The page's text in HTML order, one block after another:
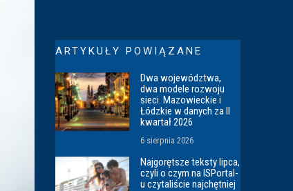
ARTYKUŁY POWIĄZANE
Dwa województwa,
dwa modele rozwoju
sieci. Mazowieckie i
Łódzkie w danych za II
kwartał 2026
6 sierpnia 2026
Najgorętsze teksty lipca,
czyli o czym na ISPortal-
u czytaliście najchętniej